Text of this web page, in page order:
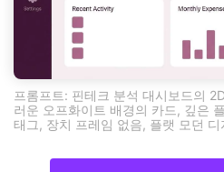
프롬프트: 핀테크 분석 대시보드의
러운 오프화이트 배경의 카드, 깊은
태그, 장치 프레임 없음, 플랫 모던